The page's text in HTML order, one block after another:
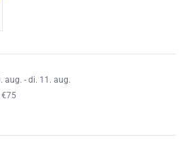
aug. - di. 11. aug.
€75